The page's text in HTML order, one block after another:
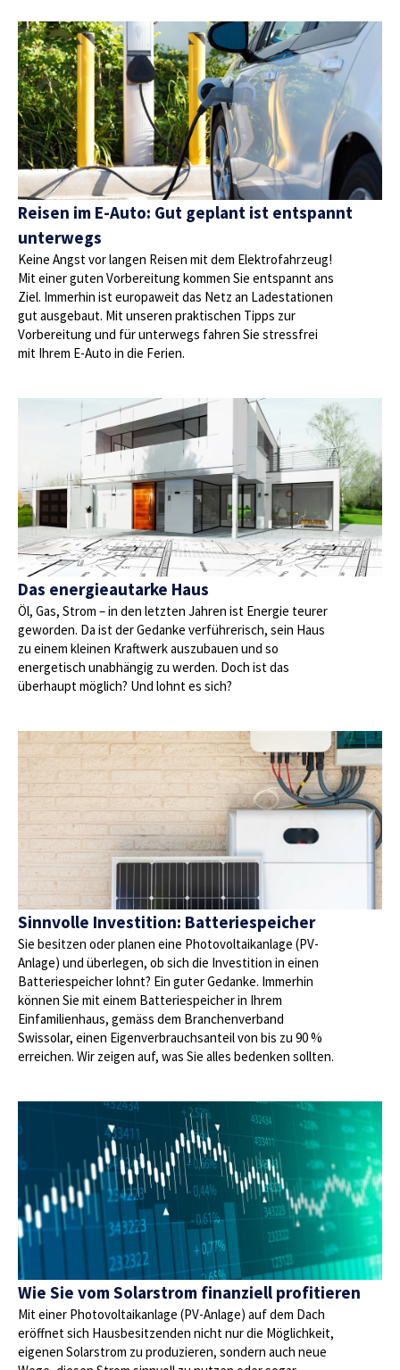
Reisen im E-Auto: Gut geplant ist entspannt
unterwegs
Keine Angst vor langen Reisen mit dem Elektrofahrzeug!
Mit einer guten Vorbereitung kommen Sie entspannt ans
Ziel. Immerhin ist europaweit das Netz an Ladestationen
gut ausgebaut. Mit unseren praktischen Tipps zur
Vorbereitung und für unterwegs fahren Sie stressfrei
mit Ihrem E-Auto in die Ferien.
Das energieautarke Haus
Öl, Gas, Strom – in den letzten Jahren ist Energie teurer
geworden. Da ist der Gedanke verführerisch, sein Haus
zu einem kleinen Kraftwerk auszubauen und so
energetisch unabhängig zu werden. Doch ist das
überhaupt möglich? Und lohnt es sich?
Sinnvolle Investition: Batteriespeicher
Sie besitzen oder planen eine Photovoltaikanlage (PV-
Anlage) und überlegen, ob sich die Investition in einen
Batteriespeicher lohnt? Ein guter Gedanke. Immerhin
können Sie mit einem Batteriespeicher in Ihrem
Einfamilienhaus, gemäss dem Branchenverband
Swissolar, einen Eigenverbrauchsanteil von bis zu 90 %
erreichen. Wir zeigen auf, was Sie alles bedenken sollten.
Wie Sie vom Solarstrom finanziell profitieren
Mit einer Photovoltaikanlage (PV-Anlage) auf dem Dach
eröffnet sich Hausbesitzenden nicht nur die Möglichkeit,
eigenen Solarstrom zu produzieren, sondern auch neue